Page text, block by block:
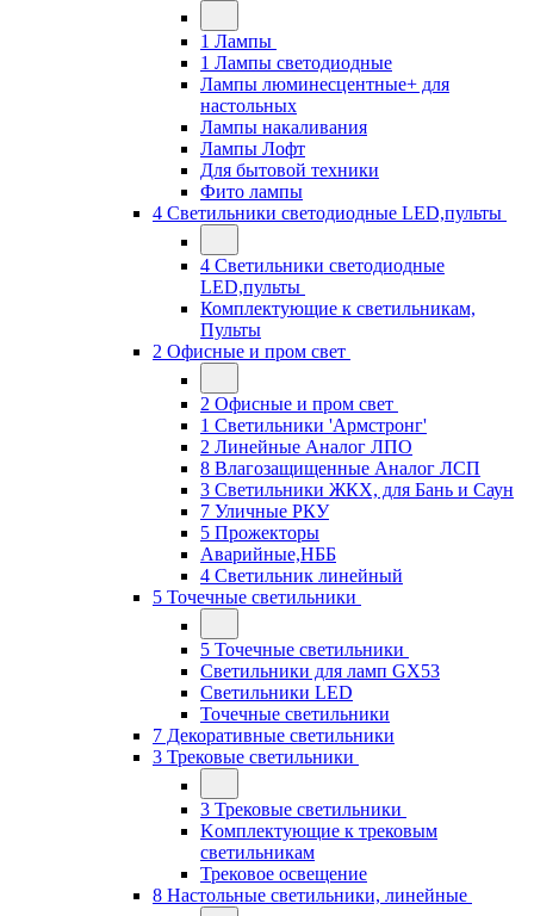
1 Лампы
1 Лампы светодиодные
Лампы люминесцентные+ для
настольных
Лампы накаливания
Лампы Лофт
Для бытовой техники
Фито лампы
4 Светильники светодиодные LED,пульты
4 Светильники светодиодные
LED,пульты
Комплектующие к светильникам,
Пульты
2 Офисные и пром свет
2 Офисные и пром свет
1 Светильники 'Армстронг'
2 Линейные Аналог ЛПО
8 Влагозащищенные Аналог ЛСП
3 Светильники ЖКХ, для Бань и Саун
7 Уличные РКУ
5 Прожекторы
Аварийные,НББ
4 Светильник линейный
5 Точечные светильники
5 Точечные светильники
Светильники для ламп GХ53
Cветильники LED
Точечные светильники
7 Декоративные светильники
3 Трековые светильники
3 Трековые светильники
Kомплектующие к трековым
светильникам
Трековое освещение
8 Настольные светильники, линейные